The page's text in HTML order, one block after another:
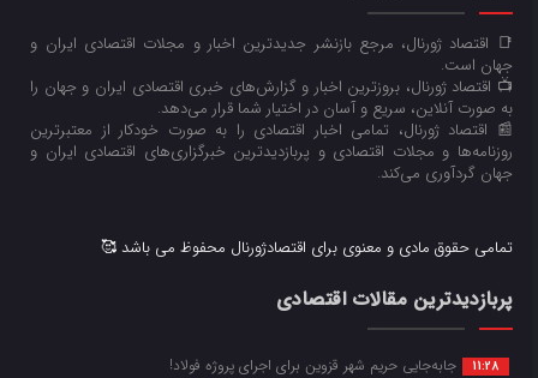
📑 اقتصاد ژورنال، مرجع بازنشر جدیدترین اخبار و مجلات اقتصادی ایران و
جهان است.
📺 اقتصاد ژورنال، بروزترین اخبار و گزارش‌های خبری اقتصادی ایران و جهان را
به صورت آنلاین، سریع و آسان در اختیار شما قرار می‌‌دهد.
📰 اقتصاد ژورنال، تمامی اخبار اقتصادی را به صورت خودکار از معتبرترین
روزنامه‌ها و مجلات اقتصادی و پربازدیدترین خبرگزاری‌های اقتصادی ایران و
جهان گردآوری می‌کند.
تمامی حقوق مادی و معنوی برای اقتصادژورنال محفوظ می باشد 🥰
پربازدیدترین مقالات اقتصادی
11:28 جابه‌جایی حریم شهر قزوین برای اجرای پروژه فولاد!